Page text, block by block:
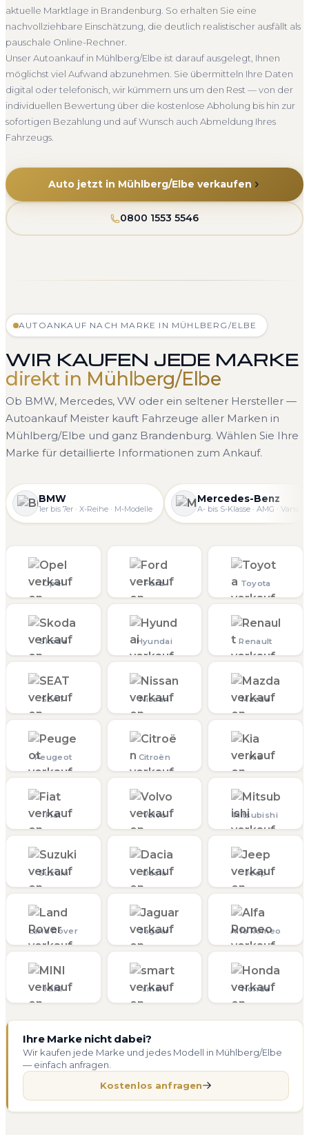
Seit 2010 4.800+ Ankäufe
Komplettservice
Brandenburg
aktuelle Marktlage in Brandenburg. So erhalten Sie eine
nachvollziehbare Einschätzung, die deutlich realistischer ausfällt als
pauschale Online-Rechner.
Unser Autoankauf in Mühlberg/Elbe ist darauf ausgelegt, Ihnen
möglichst viel Aufwand abzunehmen. Sie übermitteln Ihre Daten
digital oder telefonisch, wir kümmern uns um den Rest — von der
individuellen Bewertung über die kostenlose Abholung bis hin zur
sofortigen Bezahlung und auf Wunsch auch Abmeldung Ihres
Fahrzeugs.
Auto jetzt in Mühlberg/Elbe verkaufen
0800 1553 5546
AUTOANKAUF NACH MARKE IN MÜHLBERG/ELBE
WIR KAUFEN JEDE MARKE
direkt in Mühlberg/Elbe
Ob BMW, Mercedes, VW oder ein seltener Hersteller —
Autoankauf Meister kauft Fahrzeuge aller Marken in
Mühlberg/Elbe und ganz Brandenburg. Wählen Sie Ihre
Marke für detaillierte Informationen zum Ankauf.
BMW
1er bis 7er · X-Reihe · M-Modelle
Mercedes-Benz
A- bis S-Klasse · AMG · Vans
Opel Ford Toyota
Skoda Hyundai Renault
SEAT Nissan Mazda
Peugeot Citroën Kia
Fiat Volvo Mitsubishi
Suzuki Dacia Jeep
Land Rover Jaguar Alfa Romeo
MINI smart Honda
Ihre Marke nicht dabei?
Wir kaufen jede Marke und jedes Modell in Mühlberg/Elbe
— einfach anfragen.
Kostenlos anfragen